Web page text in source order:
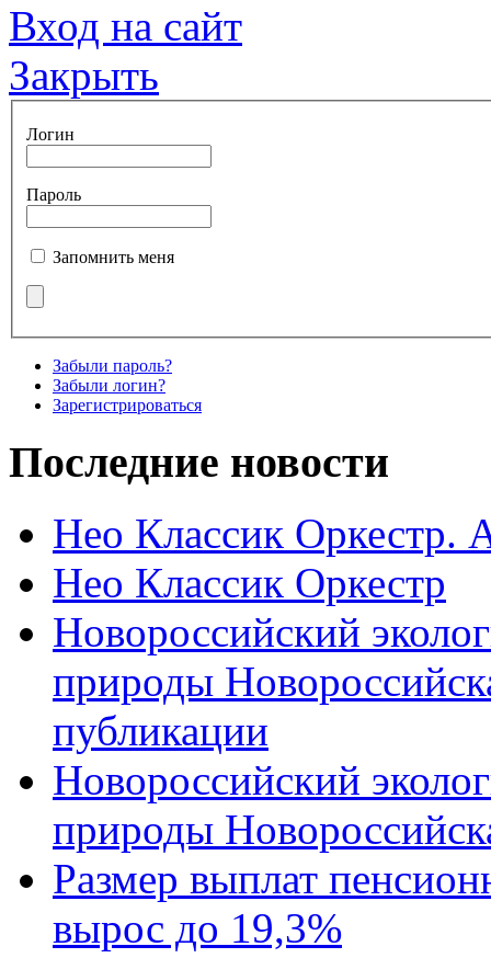
Вход на сайт
Закрыть
Логин
Пароль
Запомнить меня
Забыли пароль?
Забыли логин?
Зарегистрироваться
Последние новости
Нео Классик Оркестр.
Нео Классик Оркестр
Новороссийский
природы
публикации
Новороссийский
природы
Размер выплат
вырос до 19,3%